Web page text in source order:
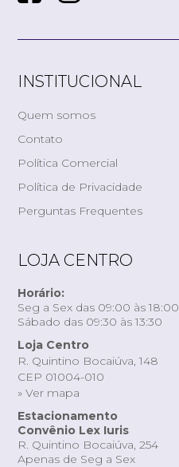
INSTITUCIONAL
Quem somos
Contato
Política Comercial
Política de Privacidade
Perguntas Frequentes
LOJA CENTRO
Horário:
Seg a Sex das 09:00 às 18:00
Sábado das 09:30 às 13:30
Loja Centro
R. Quintino Bocaiúva, 148
CEP 01004-010
» Ver mapa
Estacionamento
Convênio Lex Iuris
R. Quintino Bocaiúva, 254
Apenas de Seg a Sex